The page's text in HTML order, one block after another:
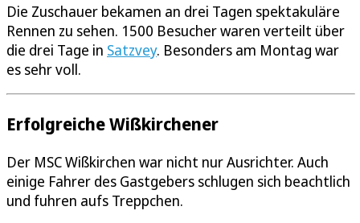
Die Zuschauer bekamen an drei Tagen spektakuläre
Rennen zu sehen. 1500 Besucher waren verteilt über
die drei Tage in Satzvey. Besonders am Montag war
es sehr voll.
Erfolgreiche Wißkirchener
Der MSC Wißkirchen war nicht nur Ausrichter. Auch
einige Fahrer des Gastgebers schlugen sich beachtlich
und fuhren aufs Treppchen.